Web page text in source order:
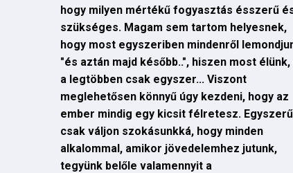
hogy milyen mértékű fogyasztás ésszerű
szükséges. Magam sem tartom helyesnek,
hogy most egyszeriben mindenről
"és aztán majd később..", hiszen most élünk,
a legtöbben csak egyszer... Viszont
meglehetősen könnyű úgy kezdeni, hogy az
ember mindig egy kicsit félretesz.
csak váljon szokásunkká, hogy minden
alkalommal, amikor jövedelemhez jutunk,
tegyünk belőle valamennyit a